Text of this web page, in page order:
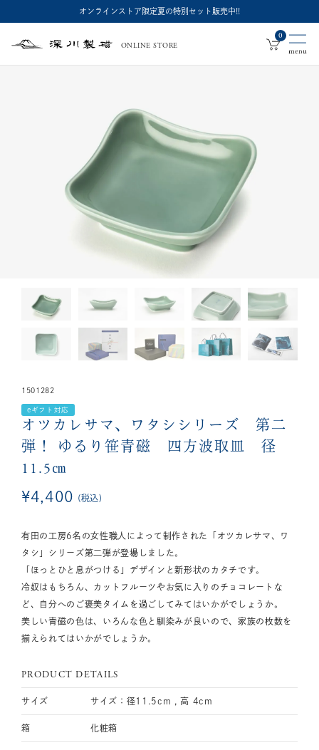
オンラインストア限定夏の特別セット販売中!!
深
ONLINE STORE
0
1501282
eギフト対応
オツカレサマ、ワタシシリーズ 第二
弾！
ゆるり笹青磁 四方波取皿 径
11.5㎝
¥4,400 税込
有田の工房6名の女性職人によって制作された「オツカレサマ、ワ
タシ」シリーズ第二弾が登場しました。
「ほっとひと息がつける」デザインと新形状のカタチです。
冷奴はもちろん、カットフルーツやお気に入りのチョコレートな
ど、自分へのご褒美タイムを過ごしてみてはいかがでしょうか。
美しい青磁の色は、いろんな色と馴染みが良いので、家族の枚数を
揃えられてはいかがでしょうか。
PRODUCT DETAILS
サイズ サイズ：径11.5cm , 高 4cm
箱 化粧箱